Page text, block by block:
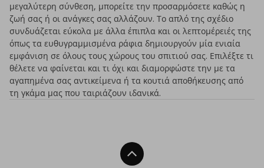
μεγαλύτερη σύνθεση, μπορείτε την προσαρμόσετε καθώς η
ζωή σας ή οι ανάγκες σας αλλάζουν. Το απλό της σχέδιο
συνδυάζεται εύκολα με άλλα έπιπλα και οι λεπτομέρειές της
όπως τα ευθυγραμμισμένα ράφια δημιουργούν μία ενιαία
εμφάνιση σε όλους τους χώρους του σπιτιού σας. Επιλέξτε τι
θέλετε να φαίνεται και τι όχι και διαμορφώστε την με τα
αγαπημένα σας αντικείμενα ή τα κουτιά αποθήκευσης από
τη γκάμα μας που ταιριάζουν ιδανικά.
Back To Top